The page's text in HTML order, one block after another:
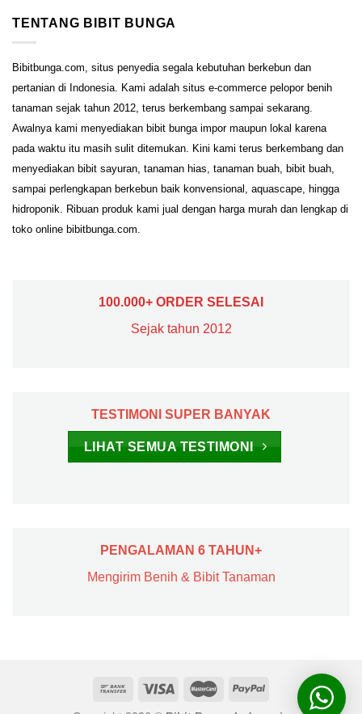
TENTANG BIBIT BUNGA
Bibitbunga.com, situs penyedia segala kebutuhan berkebun dan
pertanian di Indonesia. Kami adalah situs e-commerce pelopor benih
tanaman sejak tahun 2012, terus berkembang sampai sekarang.
Awalnya kami menyediakan bibit bunga impor maupun lokal karena
pada waktu itu masih sulit ditemukan. Kini kami terus berkembang dan
menyediakan bibit sayuran, tanaman hias, tanaman buah, bibit buah,
sampai perlengkapan berkebun baik konvensional, aquascape, hingga
hidroponik. Ribuan produk kami jual dengan harga murah dan lengkap di
toko online bibitbunga.com.
100.000+ ORDER SELESAI
Sejak tahun 2012
TESTIMONI SUPER BANYAK
LIHAT SEMUA TESTIMONI
PENGALAMAN 6 TAHUN+
Mengirim Benih & Bibit Tanaman